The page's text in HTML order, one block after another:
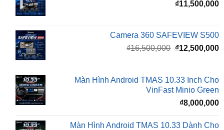
Camera 360 SAFEVIEW S500
gốc
₫16,500,000.
Màn Hình Android TMAS 10.33 Inch Cho
₫8,000,000
Màn Hình Android TMAS 10.33 Dành Cho
VinFast VF2
₫8,000,000